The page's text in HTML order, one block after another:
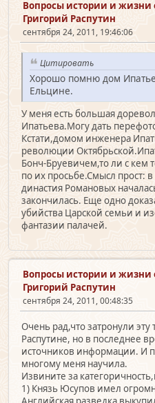
Вопросы истории и жизни
Григорий Распутин
сентября 24, 2011, 19:46:06
Цитировать
Хорошо помню дом
Ельцине.
У меня есть большая
Ипатьева.Могу дать
Кстати,домом инженера
революции
Бонч-Бруевичем,то ли с кем
по их просьбе.Смысл прост:
династия Романовых
закончилась. Еще одно
убийства Царской семьи и
фантазии палачей.
Вопросы истории и жизни
Григорий Распутин
сентября 24, 2011, 00:48:35
Очень рад,что затронули
Распутине, но в последнее
источников информации. И
многому меня научила.
Извините за
1) Князь Юсупов имел